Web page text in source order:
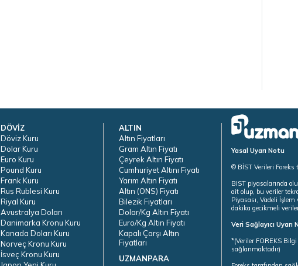
DÖVİZ
Döviz Kuru
Dolar Kuru
Euro Kuru
Pound Kuru
Frank Kuru
Rus Rublesi Kuru
Riyal Kuru
Avustralya Doları
Danimarka Kronu Kuru
Kanada Doları Kuru
Norveç Kronu Kuru
İsveç Kronu Kuru
ALTIN
Altın Fiyatları
Gram Altın Fiyatı
Çeyrek Altın Fiyatı
Cumhuriyet Altını Fiyatı
Yarım Altın Fiyatı
Altın (ONS) Fiyatı
Bilezik Fiyatları
Dolar/Kg Altın Fiyatı
Euro/Kg Altın Fiyatı
Kapalı Çarşı Altın
Fiyatları
UZMANPARA
Yasal Uyarı Notu
© BİST Verileri Foreks
BIST piyasalarında
ait olup, bu veriler
Piyasası, Vadeli
dakika gecikmeli
Veri Sağlayıcı Uyarı
*(Veriler FOREKS
sağlanmaktadır)